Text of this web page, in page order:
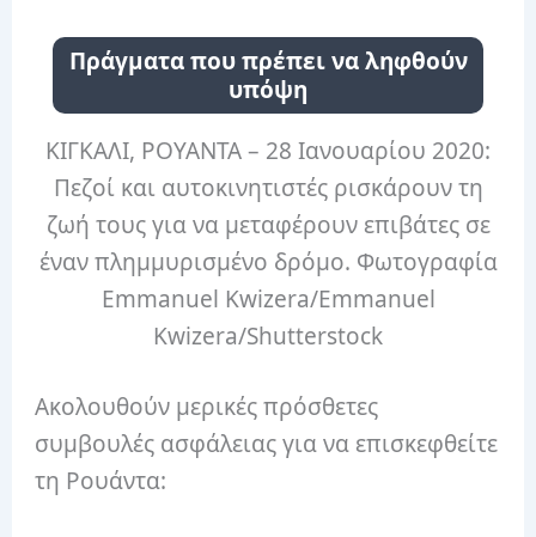
Πράγματα που πρέπει να ληφθούν
υπόψη
ΚΙΓΚΑΛΙ, ΡΟΥΑΝΤΑ – 28 Ιανουαρίου 2020:
Πεζοί και αυτοκινητιστές ρισκάρουν τη
ζωή τους για να μεταφέρουν επιβάτες σε
έναν πλημμυρισμένο δρόμο. Φωτογραφία
Emmanuel Kwizera/Emmanuel
Kwizera/Shutterstock
Ακολουθούν μερικές πρόσθετες
συμβουλές ασφάλειας για να επισκεφθείτε
τη Ρουάντα: